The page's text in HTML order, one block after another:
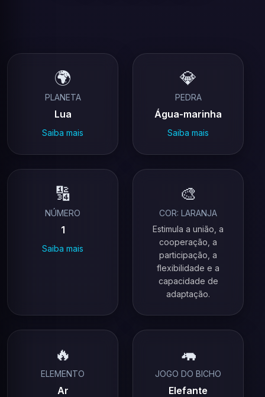
🌍
PLANETA
Lua
Saiba mais
💎
PEDRA
Água-marinha
Saiba mais
🔢
NÚMERO
1
Saiba mais
🎨
COR: LARANJA
Estimula a união, a
cooperação, a
participação, a
flexibilidade e a
capacidade de
adaptação.
🔥
ELEMENTO
Ar
🦛
JOGO DO BICHO
Elefante